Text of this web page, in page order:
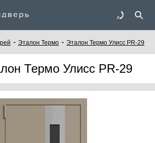
- Эталон Термо - Эталон Термо Улисс PR-29
Термо Улисс PR-29